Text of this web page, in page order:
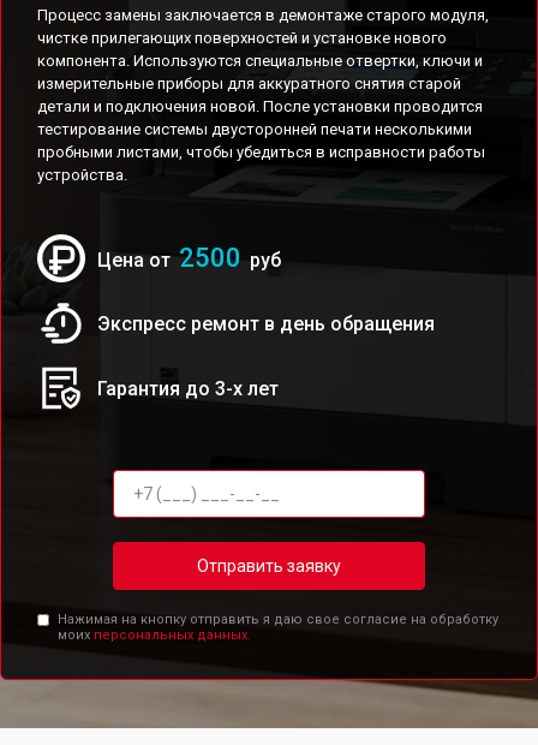
Процесс замены заключается в демонтаже старого модуля,
чистке прилегающих поверхностей и установке нового
компонента. Используются специальные отвертки, ключи и
измерительные приборы для аккуратного снятия старой
детали и подключения новой. После установки проводится
тестирование системы двусторонней печати несколькими
пробными листами, чтобы убедиться в исправности работы
устройства.
Цена от 2500 руб
Экспресс ремонт в день обращения
Гарантия до 3-х лет
Отправить заявку
Нажимая на кнопку отправить я даю свое согласие на обработку
моих персональных данных.